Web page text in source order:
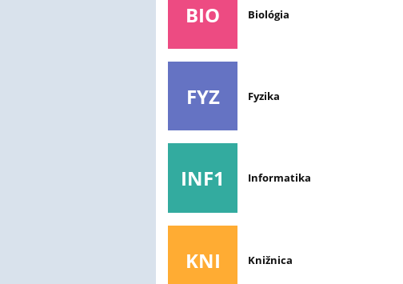
BIO Biológia
FYZ Fyzika
INF1 Informatika
KNI Knižnica